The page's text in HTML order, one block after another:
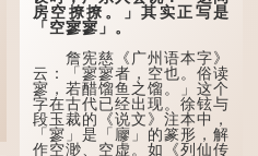
《礼记·曲礼》明确记载：
「人生十年曰幼，学；二十
曰弱，冠；三十曰壮，有
室。」这说明三十岁...
房空撩撩。」其实正写是
「空寥寥」。
詹宪慈《广州语本字》
云：「寥寥者，空也。俗读
寥，若醋馏鱼之馏。」这个
字在古代已经出现。徐铉与
段玉裁的《说文》注本中，
「寥」是「廫」的篆形，解
作空渺、空虚。如《列仙传